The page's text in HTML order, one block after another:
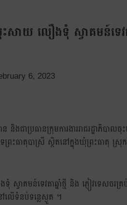
ាយ លឿងទុំ ស្វាគមន៍ទេវ
6, 2023
ងជាប្រធានក្រុមការងាររាជរដ្ឋាភិបាល
ះធាតុបាស្រី ស្ថិតនៅក្នុងឃុំព្រះធាតុ ស្រុក
វាគមន៍ទេវតាឆ្នាំថ្មី និង ភ្ញៀវទេស
ទំនប់ទន្លេស្ងួត ។